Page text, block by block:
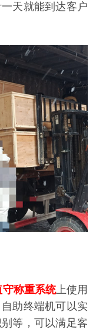
天就能到达客户
守称重系统上使用
助终端机可以实
等，可以满足客